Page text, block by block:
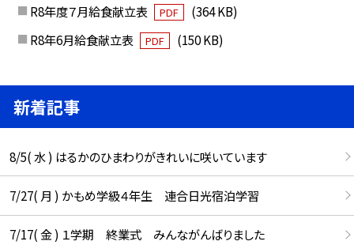
R8年度７月給食献立表 PDF
(364 KB)
R8年6月給食献立表
PDF (150 KB)
新着記事
8/5( 水 ) はるかのひまわりがきれいに咲いています
7/27( 月 ) かもめ学級４年生 連合日光宿泊学習
7/17( 金 ) １学期 終業式 みんながんばりました